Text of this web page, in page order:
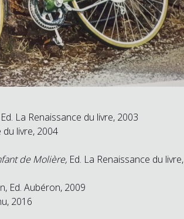
Ed. La Renaissance du livre, 2003
du livre, 2004
de Molière, Ed. La Renaissance du livre,
Ed. Aubéron, 2009
2016